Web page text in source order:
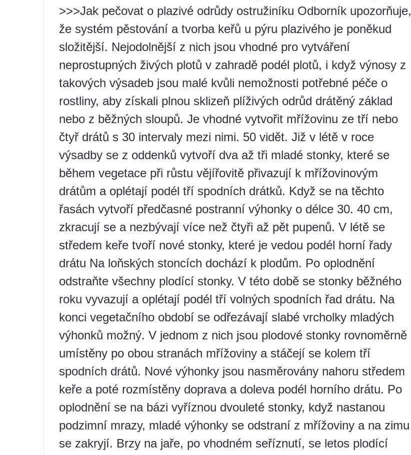
>>>Jak pečovat o plazivé odrůdy ostružiníku Odborník upozorňuje,
že systém pěstování a tvorba keřů u pýru plazivého je poněkud
složitější. Nejodolnější z nich jsou vhodné pro vytváření
neprostupných živých plotů v zahradě podél plotů, i když výnosy z
takových výsadeb jsou malé kvůli nemožnosti potřebné péče o
rostliny, aby získali plnou sklizeň plíživých odrůd drátěný základ
nebo z běžných sloupů. Je vhodné vytvořit mřížovinu ze tří nebo
čtyř drátů s 30 intervaly mezi nimi. 50 vidět. Již v létě v roce
výsadby se z oddenků vytvoří dva až tři mladé stonky, které se
během vegetace při růstu vějířovitě přivazují k mřížovinovým
drátům a oplétají podél tří spodních drátků. Když se na těchto
řasách vytvoří předčasné postranní výhonky o délce 30. 40 cm,
zkracují se a nezbývají více než čtyři až pět pupenů. V létě se
středem keře tvoří nové stonky, které je vedou podél horní řady
drátu Na loňských stoncích dochází k plodům. Po oplodnění
odstraňte všechny plodící stonky. V této době se stonky běžného
roku vyvazují a oplétají podél tří volných spodních řad drátu. Na
konci vegetačního období se odřezávají slabé vrcholky mladých
výhonků možný. V jednom z nich jsou plodové stonky rovnoměrně
umístěny po obou stranách mřížoviny a stáčejí se kolem tří
spodních drátů. Nové výhonky jsou nasměrovány nahoru středem
keře a poté rozmístěny doprava a doleva podél horního drátu. Po
oplodnění se na bázi vyříznou dvouleté stonky, když nastanou
podzimní mrazy, mladé výhonky se odstraní z mřížoviny a na zimu
se zakryjí. Brzy na jaře, po vhodném seříznutí, se letos plodící